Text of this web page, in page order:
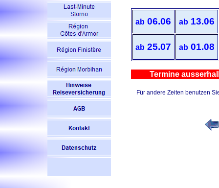
ab 06.06 ab 13.06
ab 25.07 ab 01.08
Termine
Für andere Zeiten benutzen